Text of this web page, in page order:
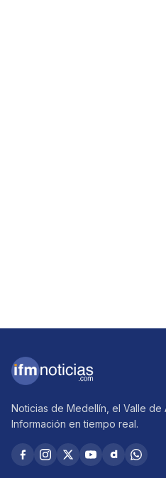
Noticias de Medellín, el Valle de
Información en tiempo real.